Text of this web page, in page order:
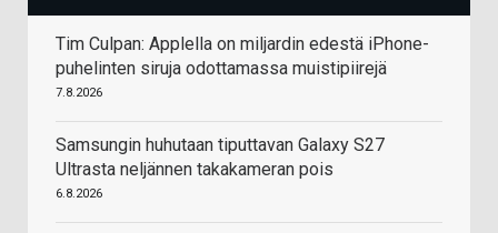
Tim Culpan: Applella on miljardin edestä iPhone-
puhelinten siruja odottamassa muistipiirejä
7.8.2026
Samsungin huhutaan tiputtavan Galaxy S27
Ultrasta neljännen takakameran pois
6.8.2026